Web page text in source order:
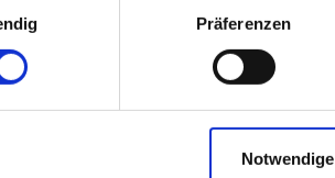
Sie in unserer
Datenschutzerklärung
Präferenzen
Geben Sie nun den Namen
wieder in Ihrem Kundenkonto bei